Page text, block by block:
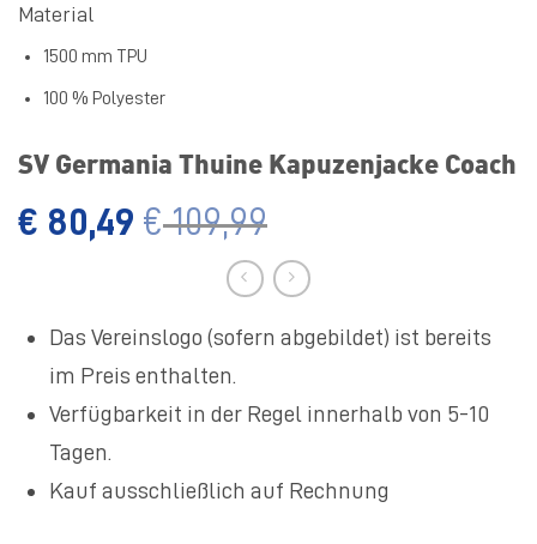
Material
1500 mm TPU
100 % Polyester
SV Germania Thuine Kapuzenjacke Coach
€ 80,49 €109,99
Das Vereinslogo (sofern abgebildet) ist bereits
im Preis enthalten.
Verfügbarkeit in der Regel innerhalb von 5-10
Tagen.
Kauf ausschließlich auf Rechnung